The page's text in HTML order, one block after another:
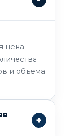
цена
и объема